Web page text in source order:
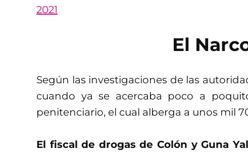
2021
El
Según las investigaciones de las
cuando ya se acercaba poco a
penitenciario, el cual alberga a unos mil
El fiscal de drogas de Colón y Guna